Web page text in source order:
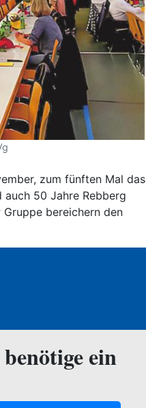
zum fünften Mal das
auch 50 Jahre Rebberg
bereichern den
ein